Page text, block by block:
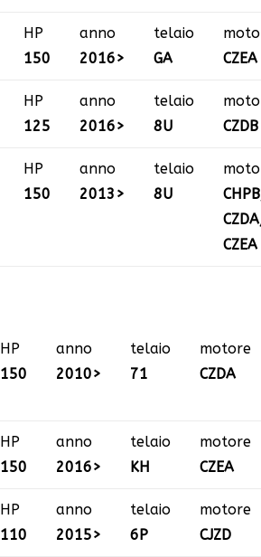
HP
150
anno
2016>
telaio
GA
CZEA
HP
125
anno
2016>
telaio
8U
CZDB
HP
150
anno
2013>
telaio
8U
CZEA
HP
150
anno
2010>
telaio
71
motore
CZDA
HP
150
anno
2016>
telaio
KH
motore
CZEA
HP
110
anno
2015>
telaio
6P
motore
CJZD